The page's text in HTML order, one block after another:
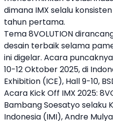
dimana IMX selalu
tahun pertama.
Tema8VOLUTION
desain terbaik selama
ini digelar. Acara
10-12 Oktober 2025, di
Exhibition (ICE), Hall 9-10,
Acara Kick Off IMX 2025:
Bambang Soesatyo selaku
Indonesia (IMI), Andre